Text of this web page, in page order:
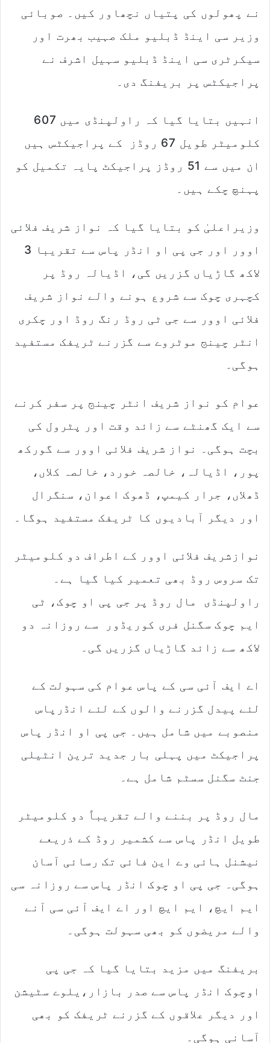
نے پھولوں کی پتیاں نچھاور کیں۔ صوبائی
وزیر سی اینڈ ڈبلیو ملک صہیب بھرت اور
سیکرٹری سی اینڈ ڈبلیو سہیل اشرف نے
پراجیکٹس پر بریفنگ دی۔
انہیں بتایا گیا کہ راولپنڈی میں 607
کلومیٹر طویل 67 روڈز کے پراجیکٹس ہیں
ان میں سے 51 روڈز پراجیکٹ پایہ تکمیل کو
پہنچ چکے ہیں۔
وزیراعلیٰ کو بتایا گیا کہ نواز شریف فلائی
اوور اور جی پی او انڈر پاس سے تقریبا 3
لاکھ گاڑیاں گزریں گی، اڈیالہ روڈ پر
کچہری چوک سے شروع ہونے والے نواز شریف
فلائی اوور سے جی ٹی روڈ رنگ روڈ اور چکری
انٹر چینج موٹروے سے گزرنے ٹریفک مستفید
ہوگی۔
عوام کو نواز شریف انٹر چینج پر سفر کرنے
سے ایک گھنٹے سے زائد وقت اور پٹرول کی
بچت ہوگی۔ نواز شریف فلائی اوور سے گورکھ
پور، اڈیالہ، خالصہ خورد، خالصہ کلاں،
ڈھلاں، جرار کیمپ، ڈھوک اعوان، سنگرال
اور دیگر آبادیوں کا ٹریفک مستفید ہوگا۔
نوازشریف فلائی اوور کے اطراف دو کلومیٹر
تک سروس روڈ بھی تعمیر کیا گیا ہے۔
راولپنڈی مال روڈ پر جی پی او چوک، ٹی
ایم چوک سگنل فری کوریڈور سے روزانہ دو
لاکھ سے زائد گاڑیاں گزریں گی۔
اے ایف آئی سی کے پاس عوام کی سہولت کے
لئے پیدل گزرنے والوں کے لئے انڈرپاس
منصوبے میں شامل ہیں۔ جی پی او انڈر پاس
پراجیکٹ میں پہلی بار جدید ترین انٹیلی
جنٹ سگنل سسٹم شامل ہے۔
مال روڈ پر بننے والے تقریباً دو کلومیٹر
طویل انڈر پاس سے کشمیر روڈ کے ذریعے
نیشنل ہائی وے این فائی تک رسائی آسان
ہوگی۔ جی پی او چوک انڈر پاس سے روزانہ سی
ایم ایچ، ایم ایچ اور اے ایف آئی سی آنے
والے مریضوں کو بھی سہولت ہوگی۔
بریفنگ میں مزید بتایا گیا کہ جی پی
اوچوک انڈر پاس سے صدر بازار،یلوے سٹیشن
اور دیگر علاقوں کے گزرنے ٹریفک کو بھی
آسانی ہوگی۔